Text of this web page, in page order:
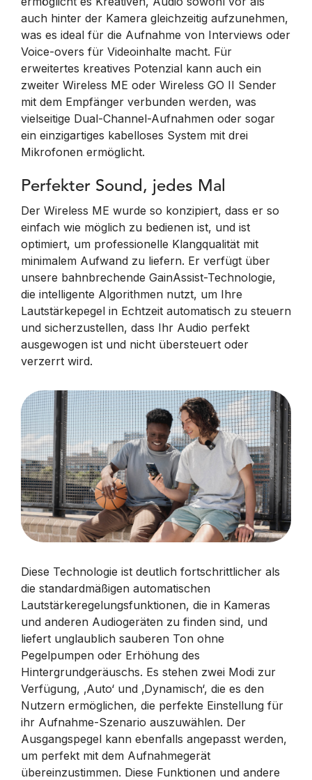
auch hinter der Kamera gleichzeitig aufzunehmen,
was es ideal für die Aufnahme von Interviews oder
Voice-overs für Videoinhalte macht. Für
erweitertes kreatives Potenzial kann auch ein
zweiter Wireless ME oder Wireless GO II Sender
mit dem Empfänger verbunden werden, was
vielseitige Dual-Channel-Aufnahmen oder sogar
ein einzigartiges kabelloses System mit drei
Mikrofonen ermöglicht.
Perfekter Sound, jedes Mal
Der Wireless ME wurde so konzipiert, dass er so
einfach wie möglich zu bedienen ist, und ist
optimiert, um professionelle Klangqualität mit
minimalem Aufwand zu liefern. Er verfügt über
unsere bahnbrechende GainAssist-Technologie,
die intelligente Algorithmen nutzt, um Ihre
Lautstärkepegel in Echtzeit automatisch zu steuern
und sicherzustellen, dass Ihr Audio perfekt
ausgewogen ist und nicht übersteuert oder
verzerrt wird.
Diese Technologie ist deutlich fortschrittlicher als
die standardmäßigen automatischen
Lautstärkeregelungsfunktionen, die in Kameras
und anderen Audiogeräten zu finden sind, und
liefert unglaublich sauberen Ton ohne
Pegelpumpen oder Erhöhung des
Hintergrundgeräuschs. Es stehen zwei Modi zur
Verfügung, ‚Auto‘ und ‚Dynamisch‘, die es den
Nutzern ermöglichen, die perfekte Einstellung für
ihr Aufnahme-Szenario auszuwählen. Der
Ausgangspegel kann ebenfalls angepasst werden,
um perfekt mit dem Aufnahmegerät
übereinzustimmen. Diese Funktionen und andere